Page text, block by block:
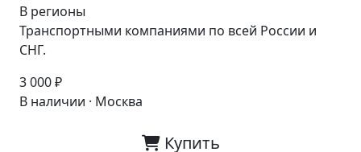
В регионы
Транспортными компаниями по всей России и
СНГ.
3 000 ₽
В наличии · Москва
Купить